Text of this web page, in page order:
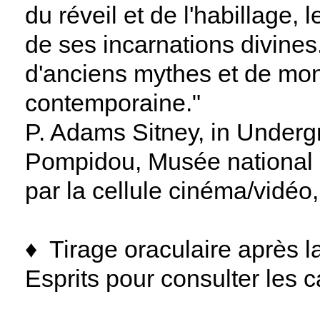
du réveil et de l'habillage,
de ses incarnations
d'anciens mythes et de
contemporaine."
P. Adams Sitney, in
Pompidou, Musée
par la cellule cinéma/
♦︎ Tirage oraculaire après
Esprits pour consulter les